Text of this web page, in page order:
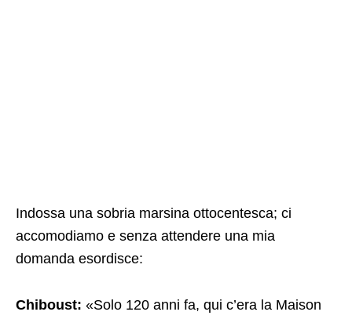
Indossa una sobria marsina ottocentesca; ci
accomodiamo e senza attendere una mia
domanda esordisce:
Chiboust: «Solo 120 anni fa, qui c’era la Maison